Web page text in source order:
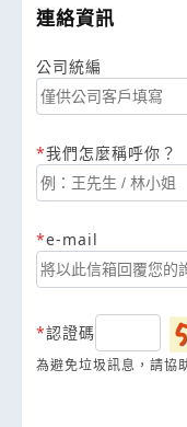
連絡資訊
公司統編
我們怎麼稱呼你？
e-mail
認證碼
為避免垃圾訊息，請協